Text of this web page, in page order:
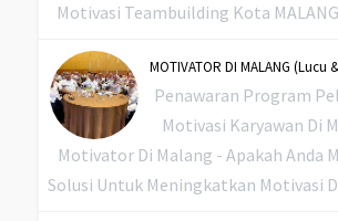
Motivasi Teambuilding Kota
MOTIVATOR DI MALANG (Lucu
Penawaran Program
Motivasi Karyawan Di
Motivator Di Malang - Apakah Anda
Solusi Untuk Meningkatkan Motivasi